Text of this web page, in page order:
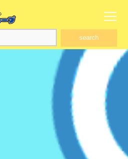
search